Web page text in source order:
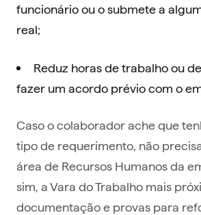
funcionário ou o submete a
real;
Reduz horas de trabalho ou
fazer um acordo prévio com o
Caso o colaborador ache que
tipo de requerimento, não
área de Recursos Humanos da
sim, a Vara do Trabalho mais
documentação e provas para